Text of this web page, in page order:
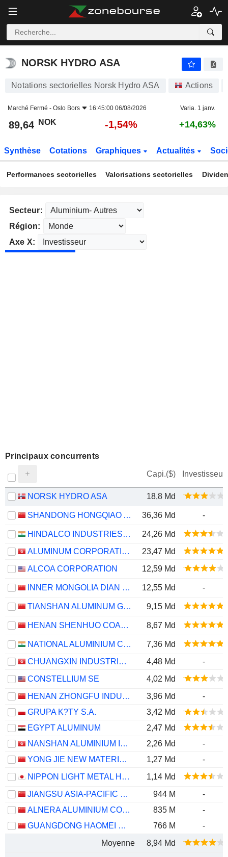
NORSK HYDRO ASA
NORSK HYDRO ASA
Notations sectorielles Norsk Hydro ASA Actions
Marché Fermé - Oslo Bors 16:45:00 06/08/2026 Varia. 1 janv.
89,64 NOK -1,54% +14,63%
Synthèse Cotations Graphiques Actualités
Performances sectorielles Valorisations sectorielles
Secteur:
Région:
Axe X:
Principaux concurrents
Capi.($) Investisseur
NORSK HYDRO ASA 18,8 Md
SHANDONG HONGQIAO ALUMINUM INDUSTRY HOLDING COMPANY LIMITED 36,36 Md -
HINDALCO INDUSTRIES LIMITED
24,26 Md
ALUMINUM CORPORATION OF CHINA LIMITED
23,47 Md
ALCOA CORPORATION
12,59 Md
INNER MONGOLIA DIAN TOU ENERGY CORPORATION LIMITED 12,55 Md -
TIANSHAN ALUMINUM GROUP CO.,LTD 9,15 Md
HENAN SHENHUO COAL INDUSTRY AND ELECTRICITY POWER CO. LTD 8,67 Md
NATIONAL ALUMINIUM COMPANY LIMITED
7,36 Md
CHUANGXIN INDUSTRIES HOLDINGS LIMITED
4,48 Md
-
CONSTELLIUM SE
4,02 Md
HENAN ZHONGFU INDUSTRIAL CO.,LTD
3,96 Md
-
GRUPA K?TY S.A.
3,42 Md
EGYPT ALUMINUM
2,47 Md
NANSHAN ALUMINIUM INTERNATIONAL HOLDINGS LIMITED
2,26 Md
-
YONG JIE NEW MATERIAL CO.,LTD.
1,27 Md
-
NIPPON LIGHT METAL HOLDINGS COMPANY, LTD.
1,14 Md
JIANGSU ASIA-PACIFIC LIGHT ALLOY TECHNOLOGY CO., LTD.
944 M
-
ALNERA ALUMINIUM CO., LTD.
835 M
-
GUANGDONG HAOMEI NEW MATERIALS CO.,LTD
766 M
-
Moyenne
8,94 Md